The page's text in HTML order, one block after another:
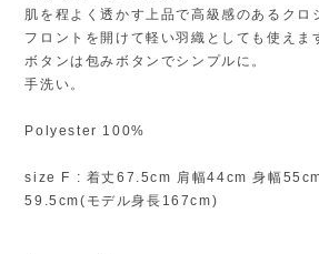
肌を程よく透かす上品で高級感のあるクロ
フロントを開けて軽い羽織としても使えま
ボタンは包みボタンでシンプルに。
手洗い。
Polyester 100%
size F : 着丈67.5cm 肩幅44cm 身幅
59.5cm(モデル身長167cm)